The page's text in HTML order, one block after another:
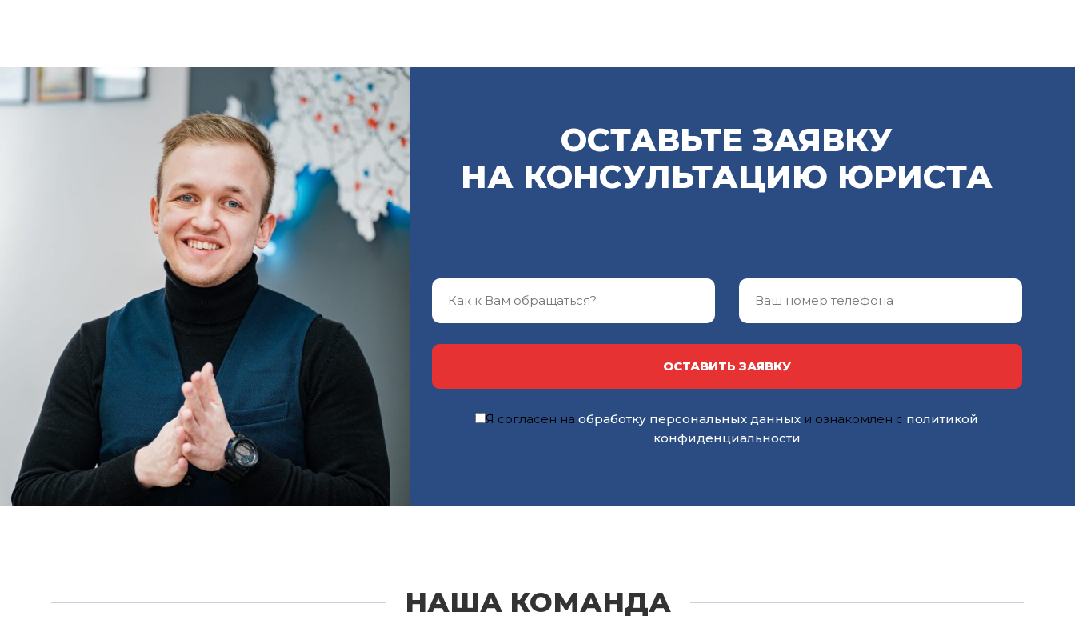
ОСТАВЬТЕ ЗАЯВКУ
НА КОНСУЛЬТАЦИЮ ЮРИСТА
ОСТАВИТЬ ЗАЯВКУ
Я согласен на обработку персональных данных и ознакомлен с политикой
конфиденциальности
НАША КОМАНДА